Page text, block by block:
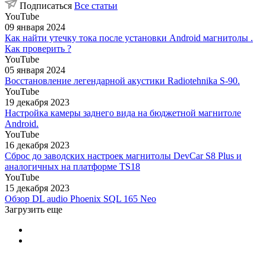
Подписаться Все статьи
YouTube
09 января 2024
Как найти утечку тока после установки Android магнитолы .
Как проверить ?
YouTube
05 января 2024
Восстановление легендарной акустики Radiotehnika S-90.
YouTube
19 декабря 2023
Настройка камеры заднего вида на бюджетной магнитоле
Android.
YouTube
16 декабря 2023
Сброс до заводских настроек магнитолы DevCar S8 Plus и
аналогичных на платформе TS18
YouTube
15 декабря 2023
Обзор DL audio Phoenix SQL 165 Neo
Загрузить еще